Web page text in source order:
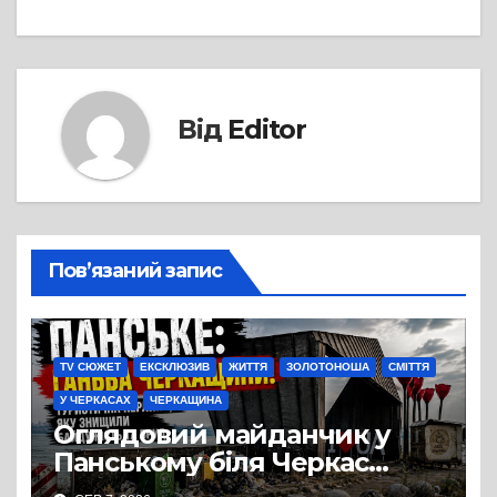
Від Editor
Пов’язаний запис
TV СЮЖЕТ ЕКСКЛЮЗИВ ЖИТТЯ ЗОЛОТОНОША СМІТТЯ
У ЧЕРКАСАХ ЧЕРКАЩИНА
Оглядовий майданчик у
Панському біля Черкас
перетворився на занедбане